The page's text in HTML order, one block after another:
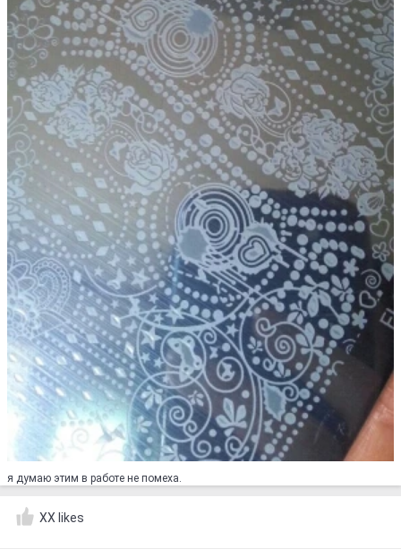
я думаю этим в работе не помеха.
XX likes